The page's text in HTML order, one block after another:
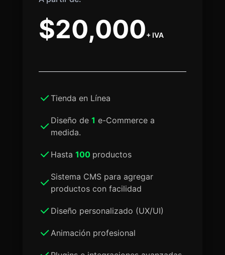
$20,000+ IVA
Tienda en Línea
Diseño de 1 e-Commerce a
medida.
Hasta 100 productos
Sistema CMS para agregar
productos con facilidad
Diseño personalizado (UX/UI)
Animación profesional